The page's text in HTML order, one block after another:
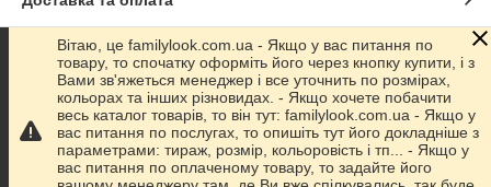
Графік роботи
Повна версія сайту
Сайт створено на маркетплейсі Prom.ua
Вітаю, це familylook.com.ua - Якщо у вас питання по
товару, то спочатку оформіть його через кнопку купити, і з
Вами зв'яжеться менеджер і все уточнить по розмірах,
кольорах та інших різновидах. - Якщо хочете побачити
весь каталог товарів, то він тут: familylook.com.ua - Якщо у
вас питання по послугах, то опишіть тут його докладніше з
параметрами: тираж, розмір, кольоровість і тп... - Якщо у
вас питання по оплаченому товару, то задайте його